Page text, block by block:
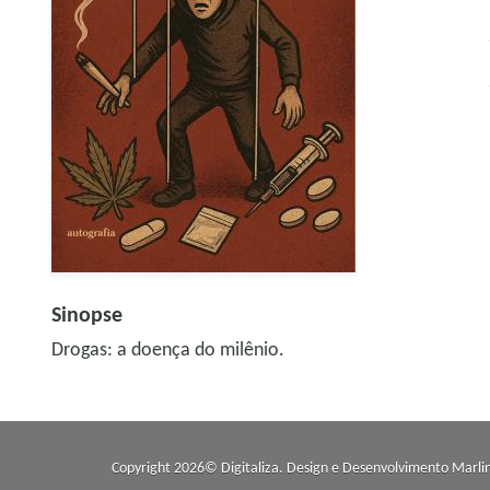
Sinopse
Drogas: a doença do milênio.
Copyright 2026© Digitaliza. Design e Desenvolvimento